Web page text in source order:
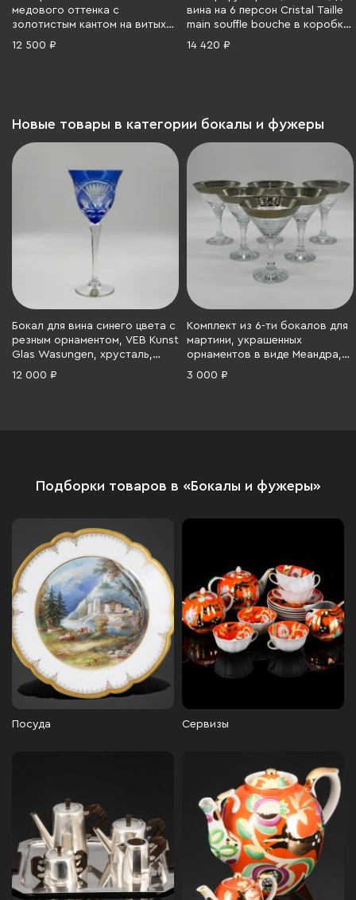
медового оттенка с
золотистым кантом на витых
ножках (5 шт.), стекло, гутная
12 500 ₽
вина на 6 персон Cristal Taille
main souffle bouche в коробке,
хрусталь, 24% свинца,
14 420 ₽
Новые товары в категории бокалы и фужеры
Бокал для вина синего цвета с
резным орнаментом, VEB Kunst
Glas Wasungen, хрусталь,
резьба, Германия, 1970-1990 гг.
12 000 ₽
Комплект из 6-ти бокалов для
мартини, украшенных
орнаментов в виде Меандра,
Стеклозавод «Неман», стекло,
3 000 ₽
Подборки товаров в «Бокалы и фужеры»
Посуда Сервизы